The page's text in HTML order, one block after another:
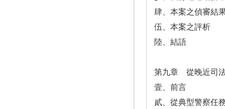
肆、本案之偵審結
伍、本案之評析
陸、結語
第九章 從晚近司法
壹、前言
貳、從典型警察任